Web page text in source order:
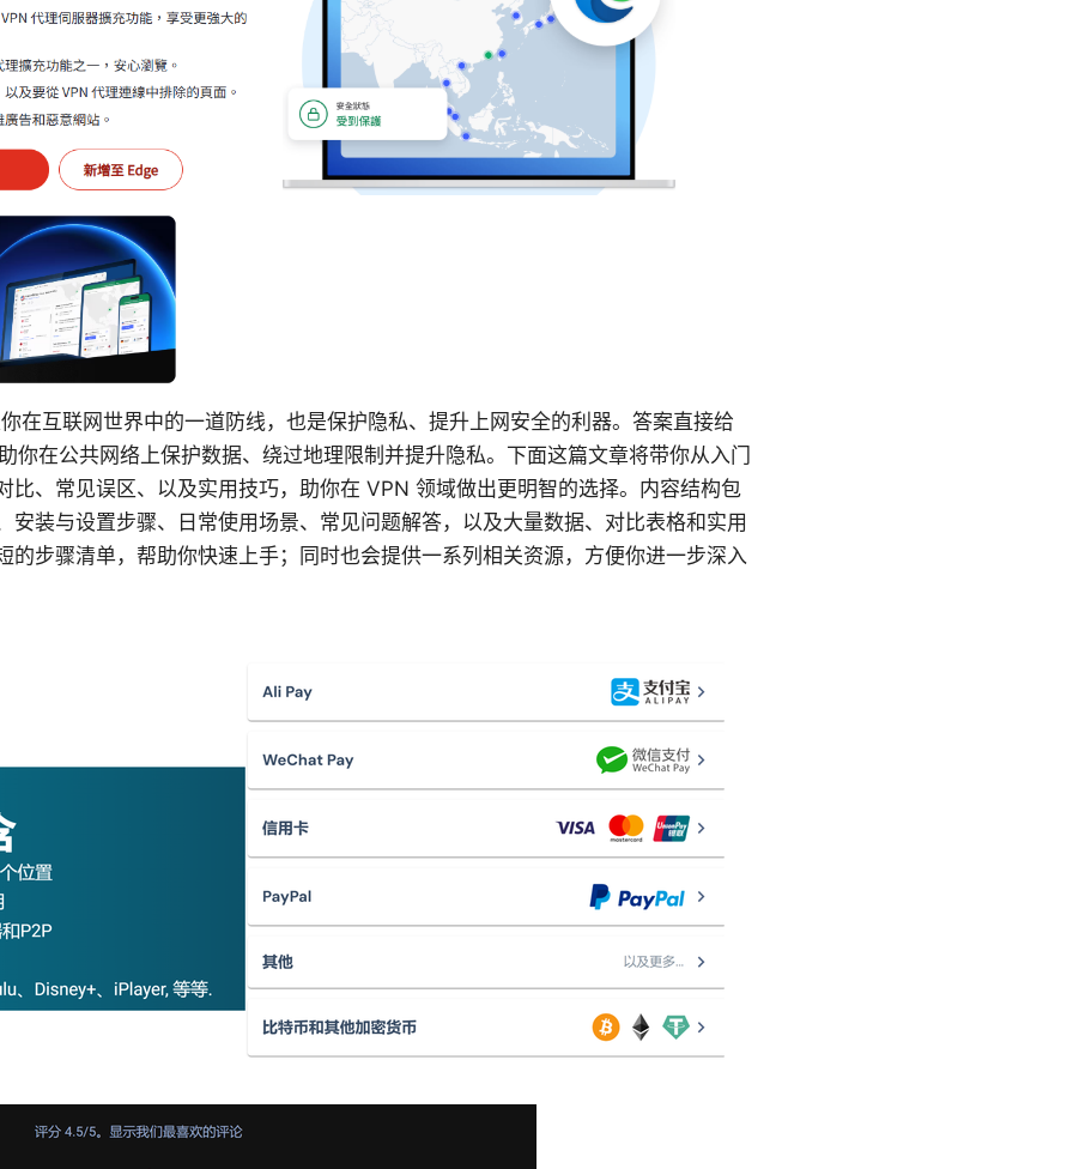
在互联网世界中的一道防线，也是保护隐私、提升上网安全的利器。答案直接给
你在公共网络上保护数据、绕过地理限制并提升隐私。下面这篇文章将带你从入门
比、常见误区、以及实用技巧，助你在 VPN 领域做出更明智的选择。内容结构包
安装与设置步骤、日常使用场景、常见问题解答，以及大量数据、对比表格和实用
的步骤清单，帮助你快速上手；同时也会提供一系列相关资源，方便你进一步深入